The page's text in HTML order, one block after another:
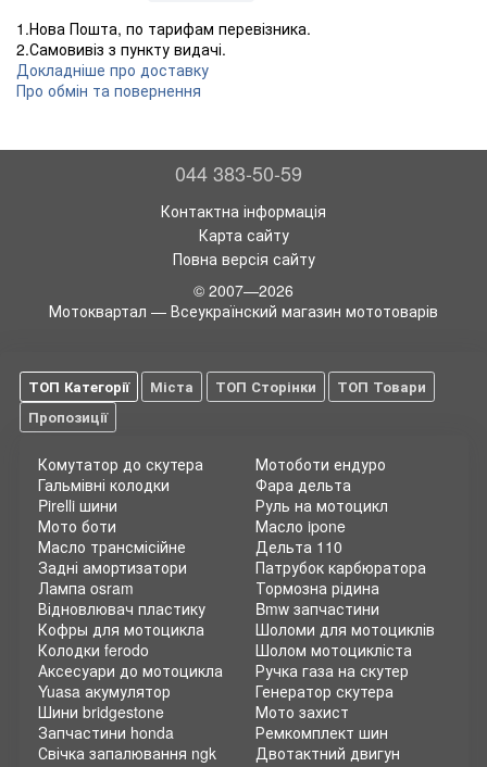
1.Нова Пошта, по тарифам перевізника.
2.Самовивіз з пункту видачі.
Докладніше про доставку
Про обмін та повернення
044 383-50-59
Контактна інформація
Карта сайту
Повна версія сайту
© 2007—2026
Мотоквартал — Всеукраїнский магазин мототоварів
ТОП Категорії Міста ТОП Сторінки
ТОП Товари
Пропозиції
Комутатор до скутера
Гальмівні колодки
Pirelli шини
Мото боти
Масло трансмісійне
Задні амортизатори
Лампа osram
Відновлювач пластику
Мотоботи ендуро
Фара дельта
Руль на мотоцикл
Масло ipone
Дельта 110
Патрубок карбюратора
Тормозна рідина
Bmw запчастини
Кофры для мотоцикла
Колодки ferodo
Аксесуари до мотоцикла
Yuasa акумулятор
Шини bridgestone
Запчастини honda
Свічка запалювання ngk
Шоломи для мотоциклів
Шолом мотоцикліста
Ручка газа на скутер
Генератор скутера
Мото захист
Ремкомплект шин
Двотактний двигун